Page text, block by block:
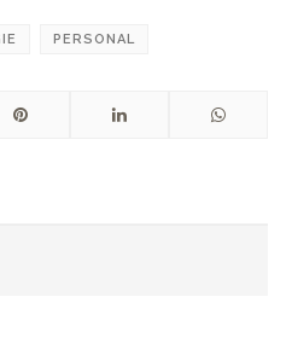
PERSONAL